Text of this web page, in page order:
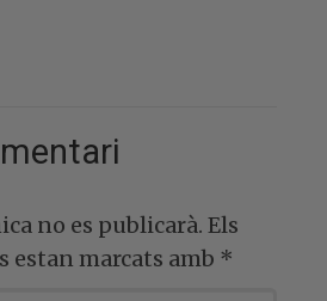
no es publicarà. Els
estan marcats amb *